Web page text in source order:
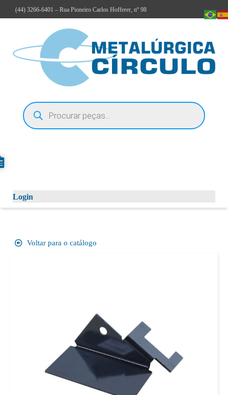
(44) 3266-6401 – Rua Pioneiro Carlos Hofferer, nº 98
Login
Voltar para o catálogo